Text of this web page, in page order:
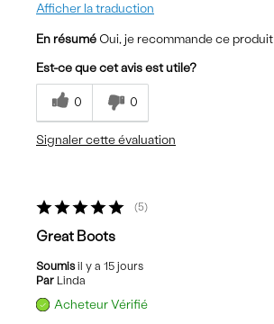
Afficher la traduction
En résumé Oui, je recommande ce produit
Est-ce que cet avis est utile?
0 0
Signaler cette évaluation
5
Great Boots
Soumisil y a 15 jours
Par Linda
Acheteur Vérifié